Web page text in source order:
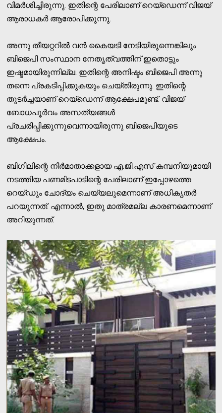
വിമര്‍ശിച്ചിരുന്നു. ഇതിന്റെ പേരിലാണ് റെയ്‌ഡെന്ന് വിജയ്
ആരാധകര്‍ ആരോപിക്കുന്നു.
അന്നു തീയറ്ററില്‍ വന്‍ കൈയടി നേടിയിരുന്നെങ്കിലും
ബിജെപി സംസ്ഥാന നേതൃത്വത്തിന് ഇതൊട്ടും
ഇഷ്ടമായിരുന്നില്ല. ഇതിന്റെ അനിഷ്ടം ബിജെപി അന്നു
തന്നെ പ്രകടിപ്പിക്കുകയും ചെയ്തിരുന്നു. ഇതിന്റെ
തുടര്‍ച്ചയാണ് റെയ്‌ഡെന്ന് ആക്ഷേപമുണ്ട്. വിജയ്
ബോധപൂര്‍വം അസത്യങ്ങള്‍
പ്രചരിപ്പിക്കുന്നുവെന്നായിരുന്നു ബിജെപിയുടെ
ആക്ഷേപം.
ബിഗിലിന്റെ നിര്‍മാതാക്കളായ എ.ജി.എസ് കമ്പനിയുമായി
നടത്തിയ പണമിടപാടിന്റെ പേരിലാണ് ഇപ്പോഴത്തെ
റെയ്ഡും ചോദ്യം ചെയ്യലുമെന്നാണ് അധികൃതര്‍
പറയുന്നത്. എന്നാല്‍, ഇതു മാത്രമല്ല കാരണമെന്നാണ്
അറിയുന്നത്.